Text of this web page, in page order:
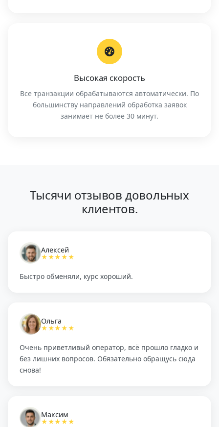
Высокая скорость
Все транзакции обрабатываются автоматически. По
большинству направлений обработка заявок
занимает не более 30 минут.
Тысячи отзывов довольных
клиентов.
Алексей
★★★★★
Быстро обменяли, курс хороший.
Ольга
★★★★★
Очень приветливый оператор, всё прошло гладко и
без лишних вопросов. Обязательно обращусь сюда
снова!
Максим
★★★★★